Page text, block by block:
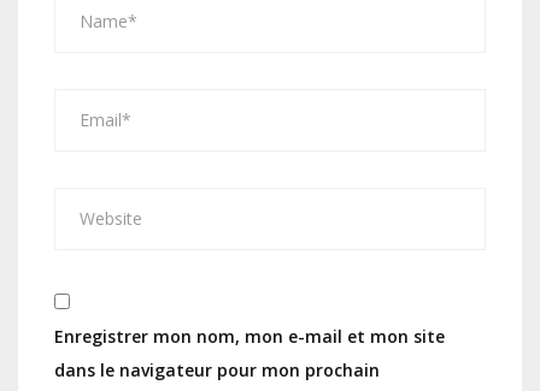
Enregistrer mon nom, mon e-mail et mon site
dans le navigateur pour mon prochain